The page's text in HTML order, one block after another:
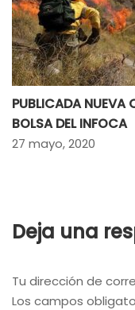
PUBLICADA
BOLSA DEL INFOCA
27 mayo, 2020
Deja una
Tu dirección de
Los campos